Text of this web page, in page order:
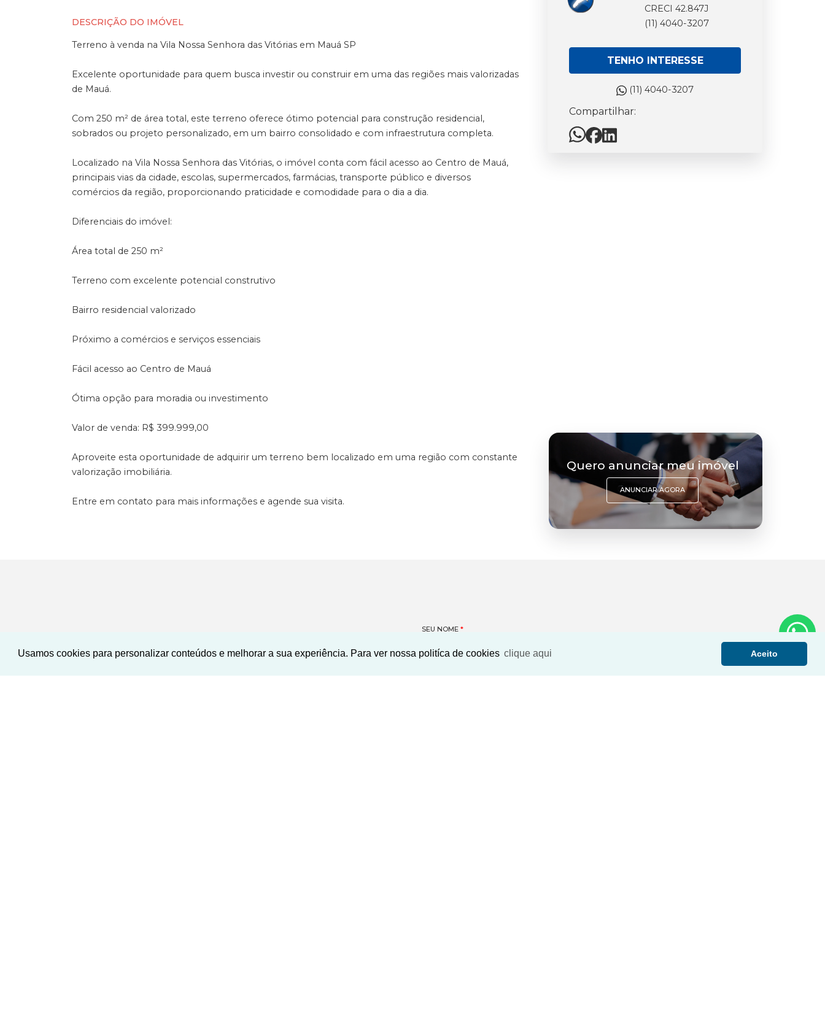
Usamos cookies para personalizar conteúdos e melhorar a sua experiência. Para ver nossa politíca de cookies clique aqui Aceito
DESCRIÇÃO DO IMÓVEL
Terreno à venda na Vila Nossa Senhora das Vitórias em Mauá SP
Excelente oportunidade para quem busca investir ou construir em uma das regiões mais valorizadas
de Mauá.
Com 250 m² de área total, este terreno oferece ótimo potencial para construção residencial,
sobrados ou projeto personalizado, em um bairro consolidado e com infraestrutura completa.
Localizado na Vila Nossa Senhora das Vitórias, o imóvel conta com fácil acesso ao Centro de Mauá,
principais vias da cidade, escolas, supermercados, farmácias, transporte público e diversos
comércios da região, proporcionando praticidade e comodidade para o dia a dia.
Diferenciais do imóvel:
Área total de 250 m²
Terreno com excelente potencial construtivo
Bairro residencial valorizado
Próximo a comércios e serviços essenciais
Fácil acesso ao Centro de Mauá
Ótima opção para moradia ou investimento
Valor de venda: R$ 399.999,00
Aproveite esta oportunidade de adquirir um terreno bem localizado em uma região com constante
valorização imobiliária.
Entre em contato para mais informações e agende sua visita.
CRECI 42.847J
(11) 4040-3207
TENHO INTERESSE
(11) 4040-3207
Compartilhar:
Quero anunciar meu imóvel
ANUNCIAR AGORA
SEU NOME *